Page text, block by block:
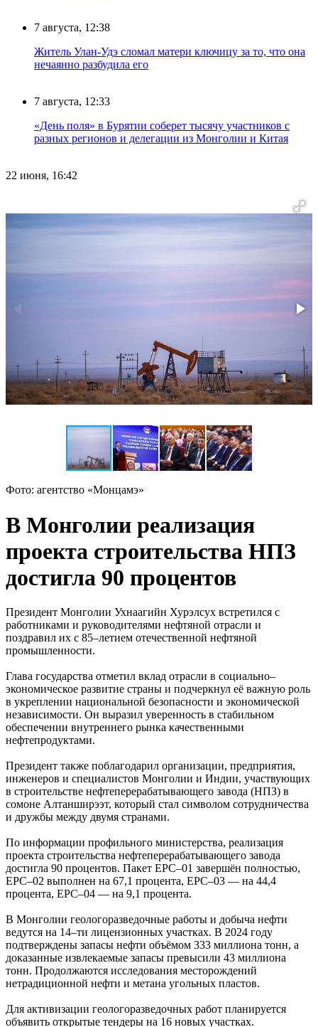
7 августа, 12:38
Житель Улан-Удэ сломал матери ключицу за то, что она
нечаянно разбудила его
7 августа, 12:33
«День поля» в Бурятии соберет тысячу участников с
разных регионов и делегации из Монголии и Китая
22 июня, 16:42
Фото: агентство «Монцамэ»
В Монголии реализация
проекта строительства НПЗ
достигла 90 процентов
Президент Монголии Ухнаагийн Хурэлсух встретился с
работниками и руководителями нефтяной отрасли и
поздравил их с 85–летием отечественной нефтяной
промышленности.
Глава государства отметил вклад отрасли в социально–
экономическое развитие страны и подчеркнул её важную роль
в укреплении национальной безопасности и экономической
независимости. Он выразил уверенность в стабильном
обеспечении внутреннего рынка качественными
нефтепродуктами.
Президент также поблагодарил организации, предприятия,
инженеров и специалистов Монголии и Индии, участвующих
в строительстве нефтеперерабатывающего завода (НПЗ) в
сомоне Алтанширээт, который стал символом сотрудничества
и дружбы между двумя странами.
По информации профильного министерства, реализация
проекта строительства нефтеперерабатывающего завода
достигла 90 процентов. Пакет EPC–01 завершён полностью,
EPC–02 выполнен на 67,1 процента, EPC–03 — на 44,4
процента, EPC–04 — на 9,1 процента.
В Монголии геологоразведочные работы и добыча нефти
ведутся на 14–ти лицензионных участках. В 2024 году
подтверждены запасы нефти объёмом 333 миллиона тонн, а
доказанные извлекаемые запасы превысили 43 миллиона
тонн. Продолжаются исследования месторождений
нетрадиционной нефти и метана угольных пластов.
Для активизации геологоразведочных работ планируется
объявить открытые тендеры на 16 новых участках.